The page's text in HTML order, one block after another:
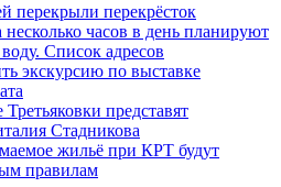
перекрыли перекрёсток
часов в день планируют
Список адресов
экскурсию по выставке
представят
Стадникова
жильё при КРТ будут
правилам